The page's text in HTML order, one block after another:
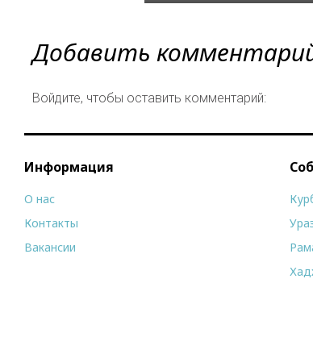
Добавить
Войдите, чтобы оставить комментарий:
Информация
О нас
Контакты
Вакансии